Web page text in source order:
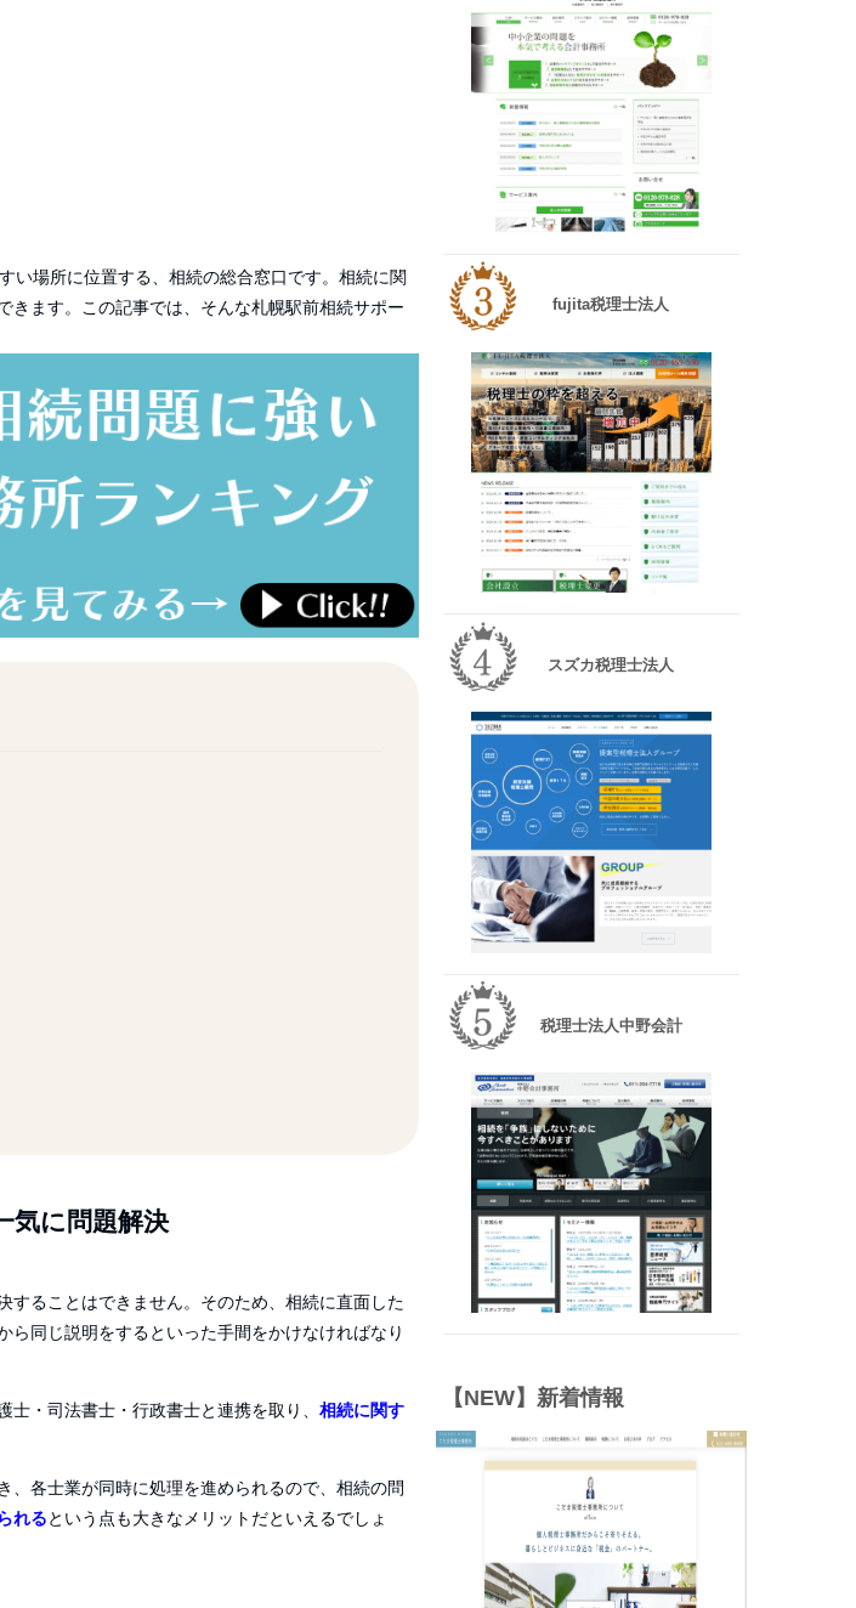
い場所に位置する、相続の総合窓口です。相続に関
きます。この記事では、そんな札幌駅前相続サポー
気に問題解決
することはできません。そのため、相続に直面した
同じ説明をするといった手間をかけなければなり
・司法書士・行政書士と連携を取り、 相続に関す
各士業が同時に処理を進められるので、相続の問
れるという点も大きなメリットだといえるでしょ
fujita税理士法人
スズカ税理士法人
税理士法人中野会計
【NEW】新着情報